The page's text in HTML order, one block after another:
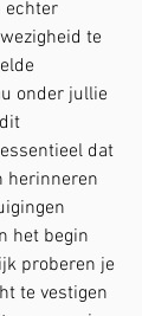
echter
te
onder jullie
dat
herinneren
het begin
proberen je
te vestigen